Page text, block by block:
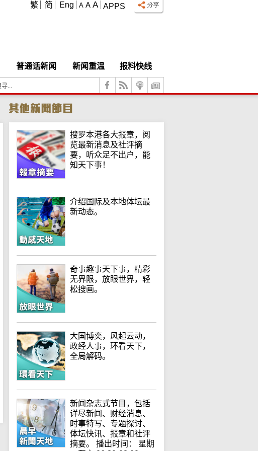
APPS
A A A
繁 简 Eng
普通话新闻 新闻重温 报料快线
搜罗本港各大报章，阅
览最新消息及社评摘
要，听众足不出户，能
知天下事！
介绍国际及本地体坛最
新动态。
奇事趣事天下事，精彩
无界限，放眼世界，轻
松搜画。
大国博奕，风起云动，
政经人事，环看天下，
全局解码。
新闻杂志式节目，包括
详尽新闻、财经消息、
时事特写、专题探讨、
体坛快讯、报章和社评
摘要。 播出时间： 星期